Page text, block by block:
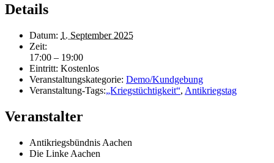
Details
Datum: 1. September 2025
Zeit:
17:00 – 19:00
Eintritt: Kostenlos
Veranstaltungskategorie: Demo/Kundgebung
Veranstaltung-Tags:„Kriegstüchtigkeit“, Antikriegstag
Veranstalter
Antikriegsbündnis Aachen
Die Linke Aachen